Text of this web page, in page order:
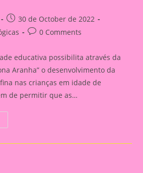
Post
published:
30 de October de 2022
Post0 Comments
educativa possibilita através da
Aranha” o desenvolvimento da
nas crianças em idade de
de permitir que as…